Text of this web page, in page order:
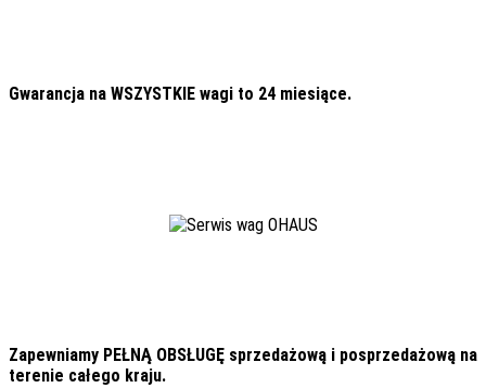
Gwarancja na WSZYSTKIE wagi to 24 miesiące.
Zapewniamy PEŁNĄ OBSŁUGĘ sprzedażową i posprzedażową na
terenie całego kraju.